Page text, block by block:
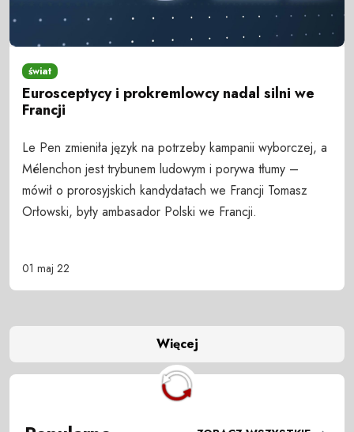
świat
Eurosceptycy i prokremlowcy nadal silni we
Francji
Le Pen zmieniła język na potrzeby kampanii wyborczej, a
Mélenchon jest trybunem ludowym i porywa tłumy –
mówił o prorosyjskich kandydatach we Francji Tomasz
Orłowski, były ambasador Polski we Francji.
01 maj 22
Więcej